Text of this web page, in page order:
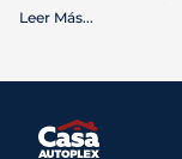
compra. El
utilizarse sólo para
Qué está incluido
Los precios
Leer Más...